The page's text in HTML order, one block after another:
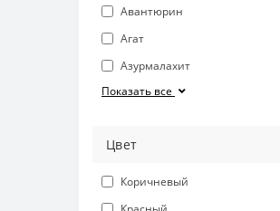
Авантюрин
Агат
Азурмалахит
Показать все
Цвет
Коричневый